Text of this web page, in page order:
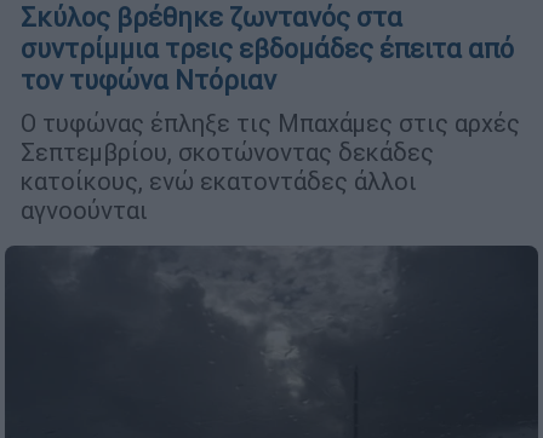
Σκύλος βρέθηκε ζωντανός στα
συντρίμμια τρεις εβδομάδες έπειτα από
τον τυφώνα Ντόριαν
Ο τυφώνας έπληξε τις Μπαχάμες στις αρχές
Σεπτεμβρίου, σκοτώνοντας δεκάδες
κατοίκους, ενώ εκατοντάδες άλλοι
αγνοούνται